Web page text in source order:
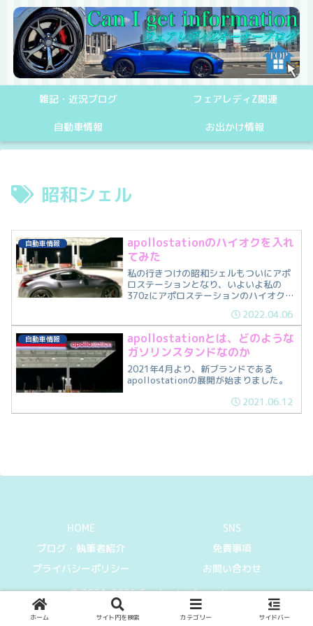
雑記・近況ブログ フェアレディZ関連
自動車情報 お出かけ情報
昭和シェル
自動車情報
apollostationのハイオクを入れ
てみた
私の行きつけの昭和シェルもついにアポ
ロステーションとなり、いよいよ私の
370zにアポロステーションのハイオクを
ションでハイオクを給油してみましたの
でシェルV-Powerと比較してみます。
2022.04.06
自動車情報
apollostationとは、どのような
ガソリンスタンドなのか
2021年4月より、新ブランドである
apollostationの展開が始まりました。
2021.06.12
HOME
SNS
ブログ・執筆者紹介
免責事項
プライバシーポリシー
お問い合わせ
© 2021-2026 Can I get information.
ホーム サイト内を検索 カテゴリー サイドバー